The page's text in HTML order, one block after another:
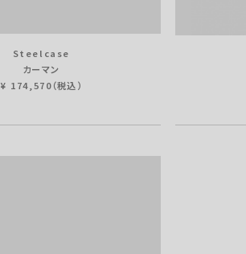
Steelcase
カーマン
¥ 174,570（税込）